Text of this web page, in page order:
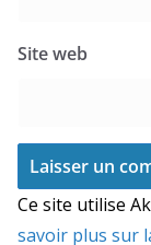
Site web
Ce site utilise
savoir plus sur